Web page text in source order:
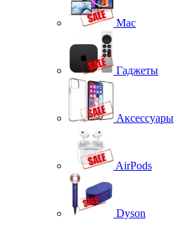
Mac
Гаджеты
Аксессуары
AirPods
Dyson